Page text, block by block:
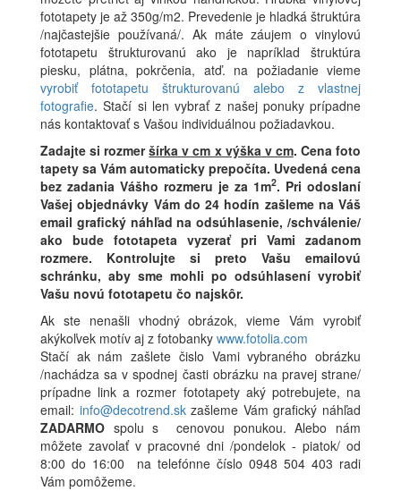
fototapety je až 350g/m2. Prevedenie je hladká štruktúra
/najčastejšie používaná/. Ak máte záujem o vinylovú
fototapetu štrukturovanú ako je napríklad štruktúra
piesku, plátna, pokrčenia, atď. na požiadanie vieme
vyrobiť fototapetu štrukturovanú alebo z vlastnej
fotografie. Stačí si len vybrať z našej ponuky prípadne
nás kontaktovať s Vašou individuálnou požiadavkou.
Zadajte si rozmeršírka v cm x výška v cm. Cena foto
tapety sa Vám automaticky prepočíta. Uvedená cena
bez zadania Vášho rozmeru je za 1m2. Pri odoslaní
Vašej objednávky Vám do 24 hodín zašleme na Váš
email grafický náhľad na odsúhlasenie, /schválenie/
ako bude fototapeta vyzerať pri Vami zadanom
rozmere. Kontrolujte si preto Vašu emailovú
schránku, aby sme mohli po odsúhlasení vyrobiť
Vašu novú fototapetu čo najskôr.
Ak ste nenašli vhodný obrázok, vieme Vám vyrobiť
akýkoľvek motív aj z fotobanky www.fotolia.com
Stačí ak nám zašlete čislo Vami vybraného obrázku
/nachádza sa v spodnej časti obrázku na pravej strane/
prípadne link a rozmer fototapety aký potrebujete, na
email: info@decotrend.skzašleme Vám grafický náhľad
ZADARMO spolu s cenovou ponukou. Alebo nám
môžete zavolať v pracovné dni /pondelok - piatok/ od
8:00 do 16:00 na telefónne číslo 0948 504 403 radi
Vám pomôžeme.